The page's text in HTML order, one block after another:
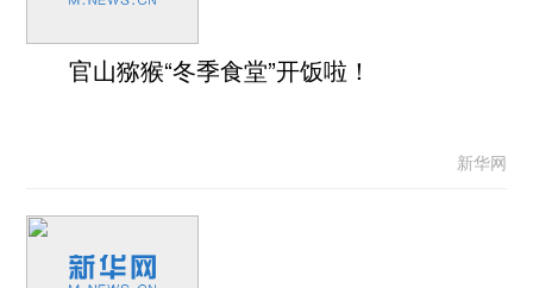
官山猕猴“冬季食堂”开饭啦！
新华网